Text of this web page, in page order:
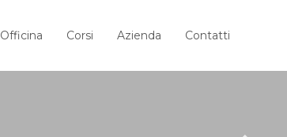
Officina Corsi Azienda Contatti